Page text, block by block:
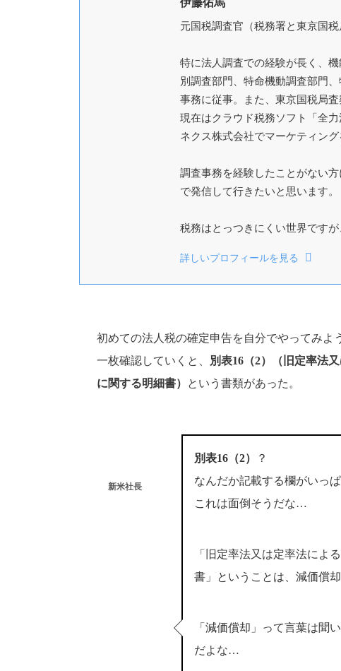
元国税調査官（税務署と東京国税
特に法人調査での経験が長く、
別調査部門、特命機動調査部門
事務に従事。また、東京国税局査
現在はクラウド税務ソフト「全
ネクス株式会社でマーケティング
調査事務を経験したことがない
で発信して行きたいと思います。
税務はとっつきにくい世界です
詳しいプロフィールを見る
初めての法人税の確定申告を自分でやってみ
一枚確認していくと、
別表16（2）（旧定率法
に関する明細書）
という書類があった。
新米社長
別表16（2）
？
なんだか記載する欄がいっ
これは面倒そうだな…
「旧定率法又は定率法によ
書」ということは、減価償
「減価償却」って言葉は聞
だよな…